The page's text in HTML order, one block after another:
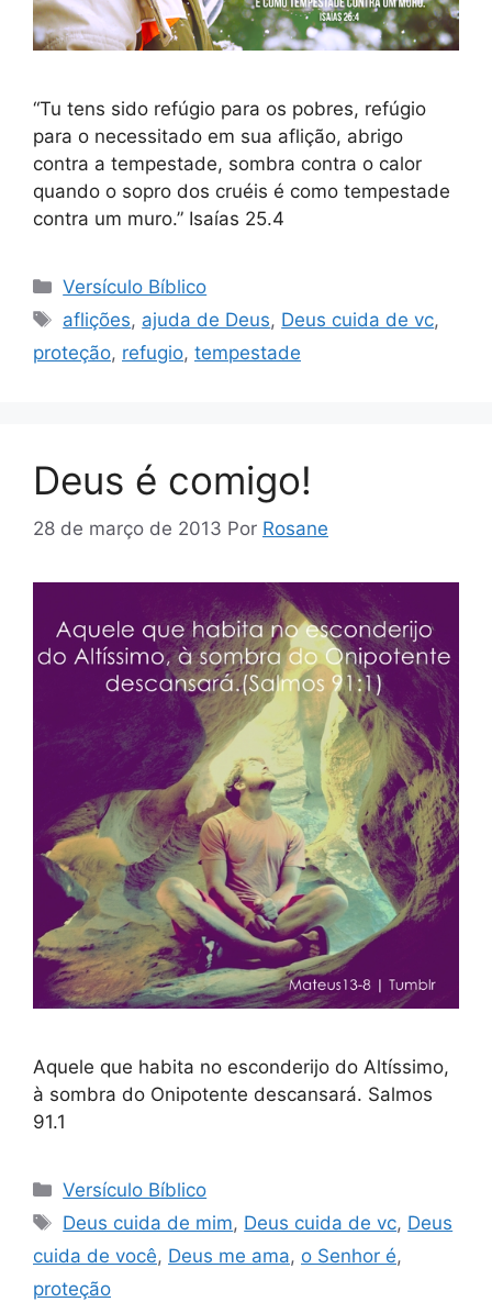
“Tu tens sido refúgio para os pobres, refúgio
para o necessitado em sua aflição, abrigo
contra a tempestade, sombra contra o calor
quando o sopro dos cruéis é como tempestade
contra um muro.” Isaías 25.4
Categorias
Versículo Bíblico
Tags
aflições, ajuda de Deus, Deus cuida de vc,
proteção, refugio, tempestade
Deus é comigo!
28 de março de 2013 Por Rosane
Aquele que habita no esconderijo do Altíssimo,
à sombra do Onipotente descansará. Salmos
91.1
Categorias
Versículo Bíblico
Tags
Deus cuida de mim, Deus cuida de vc, Deus
cuida de você, Deus me ama, o Senhor é,
proteção